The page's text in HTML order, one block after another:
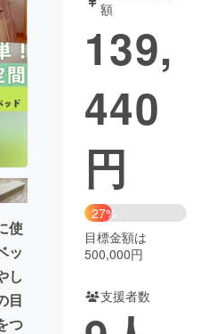
ェット
書籍・雑誌
チャレンジ
CAMPFIRE Creation
machi-ya コミュニティ
使
ッ
し
目
つ
額
139,
440
円
27%
目標金額は
500,000円
支援者数